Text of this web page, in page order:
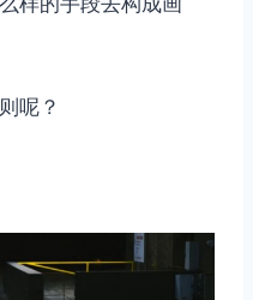
呢？